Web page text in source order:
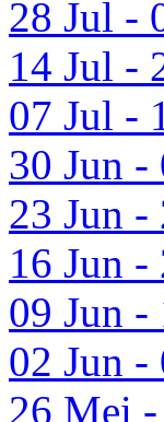
28 Jul -
14 Jul -
07 Jul -
30 Jun -
23 Jun -
16 Jun -
09 Jun -
02 Jun -
26 Mei -